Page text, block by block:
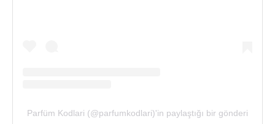
Parfüm Kodlari (@parfumkodlari)'in paylaştığı bir gönderi